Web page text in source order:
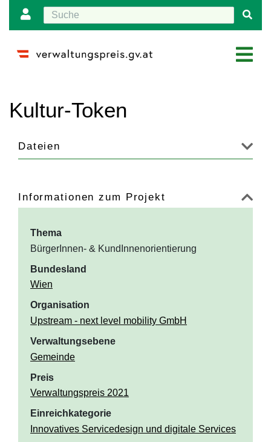
Kultur-Token
Dateien
Informationen zum Projekt
Thema
BürgerInnen- & KundInnenorientierung
Bundesland
Wien
Organisation
Upstream - next level mobility GmbH
Verwaltungsebene
Gemeinde
Preis
Verwaltungspreis 2021
Einreichkategorie
Innovatives Servicedesign und digitale Services